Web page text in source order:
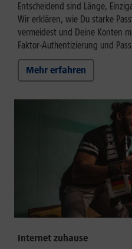
Entscheidend sind Länge,
Wir erklären, wie Du starke
vermeidest und Deine Konten
Faktor-Authentizierung und
Mehr erfahren
Internet zuhause